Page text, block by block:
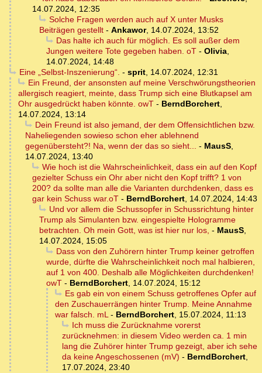
14.07.2024, 12:35
Solche Fragen werden auch auf X unter Musks
Beiträgen gestellt - Ankawor, 14.07.2024, 13:52
Das halte ich auch für möglich. Es soll außer dem
Jungen weitere Tote gegeben haben. oT - Olivia,
14.07.2024, 14:48
Eine „Selbst-Inszenierung“. - sprit, 14.07.2024, 12:31
Ein Freund, der ansonsten auf meine Verschwörungstheorien
allergisch reagiert, meinte, dass Trump sich eine Blutkapsel am
Ohr ausgedrückt haben könnte. owT - BerndBorchert,
14.07.2024, 13:14
Dein Freund ist also jemand, der dem Offensichtlichen bzw.
Naheliegenden sowieso schon eher ablehnend
gegenübersteht?! Na, wenn der das so sieht... - MausS,
14.07.2024, 13:40
Wie hoch ist die Wahrscheinlichkeit, dass ein auf den Kopf
gezielter Schuss ein Ohr aber nicht den Kopf trifft? 1 von
200? da sollte man alle die Varianten durchdenken, dass es
gar kein Schuss war.oT - BerndBorchert, 14.07.2024, 14:43
Und vor allem die Schussopfer in Schussrichtung hinter
Trump als Simulanten bzw. eingespielte Hologramme
betrachten. Oh mein Gott, was ist hier nur los, - MausS,
14.07.2024, 15:05
Dass von den Zuhörern hinter Trump keiner getroffen
wurde, dürfte die Wahrscheinlichkeit noch mal halbieren,
auf 1 von 400. Deshalb alle Möglichkeiten durchdenken!
owT - BerndBorchert, 14.07.2024, 15:12
Es gab ein von einem Schuss getroffenes Opfer auf
den Zuschauerrängen hinter Trump. Meine Annahme
war falsch. mL- BerndBorchert, 15.07.2024, 11:13
Ich muss die Zurücknahme vorerst
zurücknehmen: in diesem Video werden ca. 1 min
lang die Zuhörer hinter Trump gezeigt, aber ich sehe
da keine Angeschossenen (mV) - BerndBorchert,
17.07.2024, 23:40